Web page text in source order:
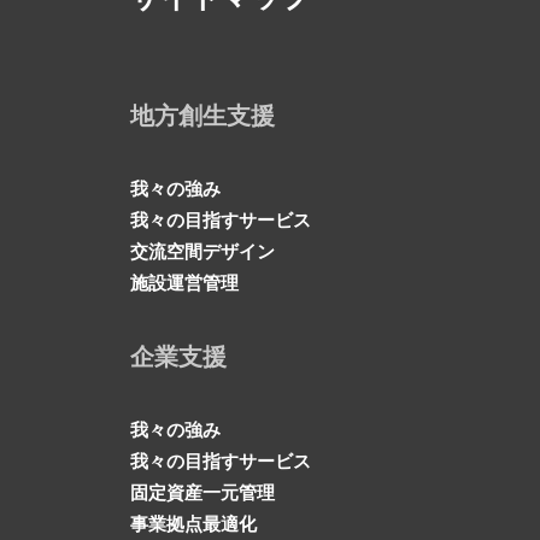
地方創生支援
我々の強み
我々の目指すサービス
交流空間デザイン
施設運営管理
企業支援
我々の強み
我々の目指すサービス
固定資産一元管理
事業拠点最適化